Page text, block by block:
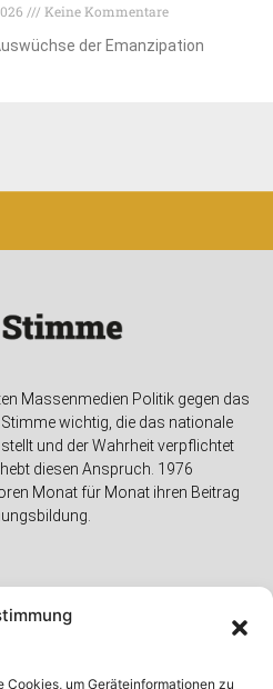
um Geräteinformationen zu
Keine Kommentare
der Emanzipation
Massenmedien Politik gegen das
wichtig, die das nationale
und der Wahrheit verpflichtet
diesen Anspruch. 1976
Monat für Monat ihren Beitrag
Rechtliches